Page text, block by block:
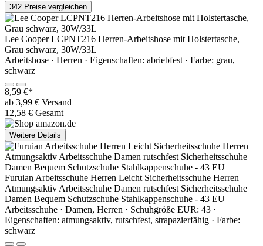
342 Preise vergleichen
Lee Cooper LCPNT216 Herren-Arbeitshose mit Holstertasche,
Grau schwarz, 30W/33L
Arbeitshose · Herren · Eigenschaften: abriebfest · Farbe: grau,
schwarz
8,59 €*
ab 3,99 € Versand
12,58 € Gesamt
Weitere Details
Furuian Arbeitsschuhe Herren Leicht Sicherheitsschuhe Herren
Atmungsaktiv Arbeitsschuhe Damen rutschfest Sicherheitsschuhe
Damen Bequem Schutzschuhe Stahlkappenschuhe - 43 EU
Arbeitsschuhe · Damen, Herren · Schuhgröße EUR: 43 ·
Eigenschaften: atmungsaktiv, rutschfest, strapazierfähig · Farbe:
schwarz